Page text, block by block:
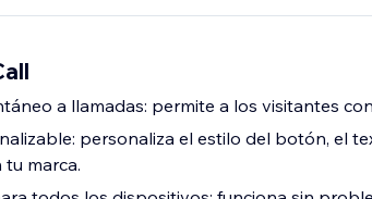
a llamadas: permite a los visitantes
personaliza el estilo del botón, el
marca.